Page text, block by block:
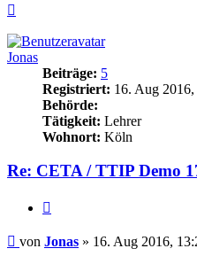
Jonas
Beiträge: 5
Registriert: 16. Aug 2016,
Behörde:
Tätigkeit: Lehrer
Wohnort: Köln
Re: CETA / TTIP Demo
Beitrag
von Jonas » 16. Aug 2016,